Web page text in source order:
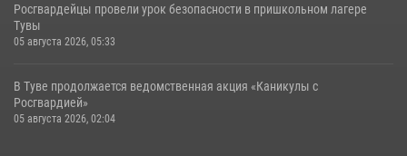
Росгвардейцы провели урок безопасности в пришкольном лагере
Тувы
05 августа 2026, 05:33
В Туве продолжается ведомственная акция «Каникулы с
Росгвардией»
05 августа 2026, 02:04